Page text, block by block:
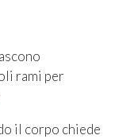
rami per
il corpo chiede